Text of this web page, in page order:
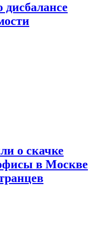
о скачке
в Москве